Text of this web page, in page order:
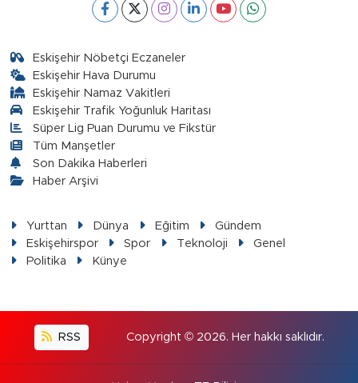
Eskişehir Nöbetçi Eczaneler
Eskişehir Hava Durumu
Eskişehir Namaz Vakitleri
Eskişehir Trafik Yoğunluk Haritası
Süper Lig Puan Durumu ve Fikstür
Tüm Manşetler
Son Dakika Haberleri
Haber Arşivi
Yurttan Dünya Eğitim
Gündem
Eskişehirspor
Spor Teknoloji
Genel
Politika
Künye
RSS Copyright © 2026. Her hakkı saklıdır.